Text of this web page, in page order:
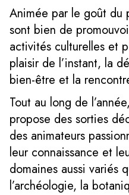
Animée par le goût du
sont bien de
activités culturelles et
plaisir de l’instant, la
bien-être et la
Tout au long de
propose des sorties
des animateurs
leur connaissance et
domaines aussi variés
l’archéologie, la